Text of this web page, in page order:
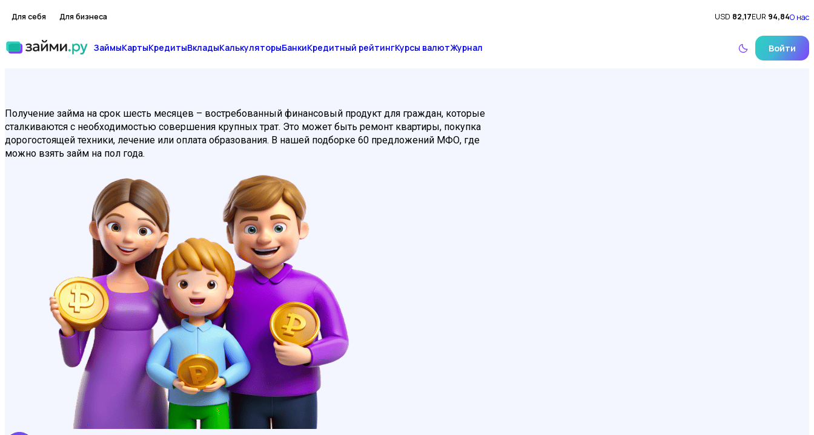
Для себя Для бизнеса USD 82,17EUR 94,84О нас
ЗаймыКартыКредитыВкладыКалькуляторыБанкиКредитный рейтингКурсы валютЖурнал Войти
Получение займа на срок шесть месяцев – востребованный финансовый продукт для граждан, которые
сталкиваются с необходимостью совершения крупных трат. Это может быть ремонт квартиры, покупка
дорогостоящей техники, лечение или оплата образования. В нашей подборке 60 предложений МФО, где
можно взять займ на пол года.